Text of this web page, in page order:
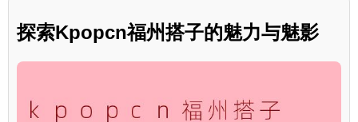
探索Kpopcn福州搭子的魅力与魅影